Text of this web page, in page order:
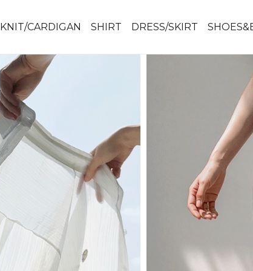
KNIT/CARDIGAN SHIRT DRESS/SKIRT